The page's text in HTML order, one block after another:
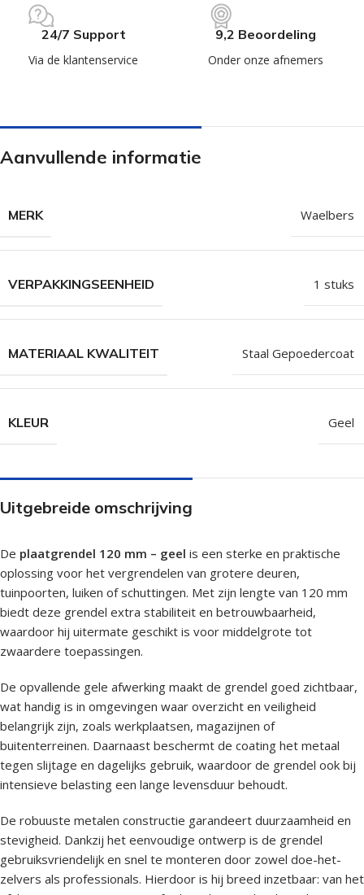
24/7 Support
Via de klantenservice
9,2 Beoordeling
Onder onze afnemers
Aanvullende informatie
MERK Waelbers
VERPAKKINGSEENHEID 1 stuks
MATERIAAL KWALITEIT Staal Gepoedercoat
KLEUR Geel
Uitgebreide omschrijving
De plaatgrendel 120 mm – geel is een sterke en praktische
oplossing voor het vergrendelen van grotere deuren,
tuinpoorten, luiken of schuttingen. Met zijn lengte van 120 mm
biedt deze grendel extra stabiliteit en betrouwbaarheid,
waardoor hij uitermate geschikt is voor middelgrote tot
zwaardere toepassingen.
De opvallende gele afwerking maakt de grendel goed zichtbaar,
wat handig is in omgevingen waar overzicht en veiligheid
belangrijk zijn, zoals werkplaatsen, magazijnen of
buitenterreinen. Daarnaast beschermt de coating het metaal
tegen slijtage en dagelijks gebruik, waardoor de grendel ook bij
intensieve belasting een lange levensduur behoudt.
De robuuste metalen constructie garandeert duurzaamheid en
stevigheid. Dankzij het eenvoudige ontwerp is de grendel
gebruiksvriendelijk en snel te monteren door zowel doe-het-
zelvers als professionals. Hierdoor is hij breed inzetbaar: van het